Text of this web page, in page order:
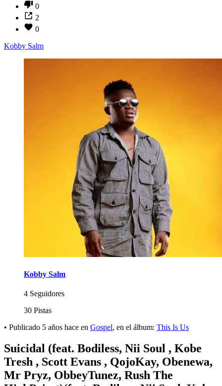
0
2
0
Kobby Salm
Kobby Salm
4 Seguidores
30 Pistas
• Publicado 5 años hace en Gospel, en el álbum: This Is Us
Suicidal (feat. Bodiless, Nii Soul , Kobe
Tresh , Scott Evans , QojoKay, Obenewa,
Mr Pryz, ObbeyTunez, Rush The